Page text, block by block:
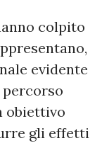
colpito
evidente
obiettivo
gli effetti